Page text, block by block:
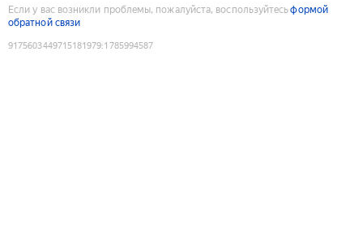
Если у вас возникли проблемы, пожалуйста, воспользуйтесьформой
обратной связи
9175603449715181979:1785994587